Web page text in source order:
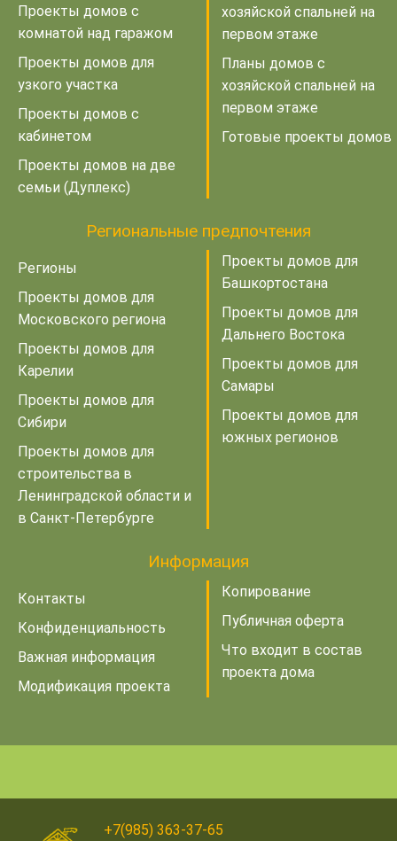
Проекты домов с
комнатой над гаражом
Проекты домов для
узкого участка
Проекты домов с
кабинетом
Проекты домов на две
семьи (Дуплекс)
хозяйской спальней на
первом этаже
Планы домов с
хозяйской спальней на
первом этаже
Готовые проекты домов
Региональные предпочтения
Регионы
Проекты домов для
Московского региона
Проекты домов для
Карелии
Проекты домов для
Сибири
Проекты домов для
строительства в
Ленинградской области и
в Санкт-Петербурге
Проекты домов для
Башкортостана
Проекты домов для
Дальнего Востока
Проекты домов для
Самары
Проекты домов для
южных регионов
Информация
Контакты
Конфиденциальность
Важная информация
Модификация проекта
Копирование
Публичная оферта
Что входит в состав
проекта дома
+7(985) 363-37-65